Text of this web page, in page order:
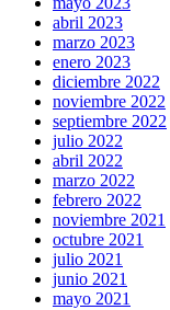
abril 2023
marzo 2023
enero 2023
diciembre 2022
noviembre 2022
septiembre 2022
julio 2022
abril 2022
marzo 2022
febrero 2022
noviembre 2021
octubre 2021
julio 2021
junio 2021
mayo 2021